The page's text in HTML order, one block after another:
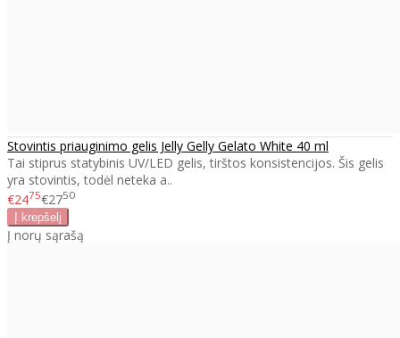
Stovintis priauginimo gelis Jelly Gelly Gelato White 40 ml
Tai stiprus statybinis UV/LED gelis, tirštos konsistencijos. Šis gelis
yra stovintis, todėl neteka a..
€2475€2750
Į norų sąrašą